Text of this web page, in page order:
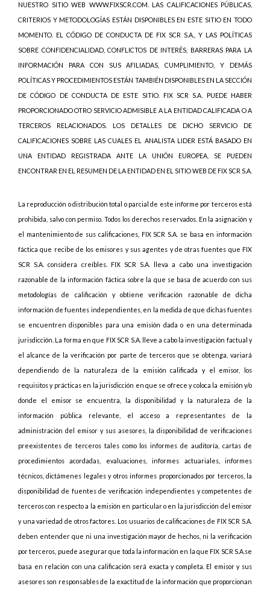
NUESTRO SITIO WEB WWW.FIXSCR.COM. LAS CALIFICACIONES PÚBLICAS,
CRITERIOS Y METODOLOGÍAS ESTÁN DISPONIBLES EN ESTE SITIO EN TODO
MOMENTO. EL CÓDIGO DE CONDUCTA DE FIX SCR S.A., Y LAS POLÍTICAS
SOBRE CONFIDENCIALIDAD, CONFLICTOS DE INTERÉS, BARRERAS PARA LA
INFORMACIÓN PARA CON SUS AFILIADAS, CUMPLIMIENTO, Y DEMÁS
POLÍTICAS Y PROCEDIMIENTOS ESTÁN TAMBIÉN DISPONIBLES EN LA SECCIÓN
DE CÓDIGO DE CONDUCTA DE ESTE SITIO. FIX SCR S.A. PUEDE HABER
PROPORCIONADO OTRO SERVICIO ADMISIBLE A LA ENTIDAD CALIFICADA O A
TERCEROS RELACIONADOS. LOS DETALLES DE DICHO SERVICIO DE
CALIFICACIONES SOBRE LAS CUALES EL ANALISTA LIDER ESTÁ BASADO EN
UNA ENTIDAD REGISTRADA ANTE LA UNIÓN EUROPEA, SE PUEDEN
ENCONTRAR EN EL RESUMEN DE LA ENTIDAD EN EL SITIO WEB DE FIX SCR S.A.
La reproducción o distribución total o parcial de este informe por terceros está
prohibida, salvo con permiso. Todos los derechos reservados. En la asignación y
el mantenimiento de sus calificaciones, FIX SCR S.A. se basa en información
fáctica que recibe de los emisores y sus agentes y de otras fuentes que FIX
SCR S.A. considera creíbles. FIX SCR S.A. lleva a cabo una investigación
razonable de la información fáctica sobre la que se basa de acuerdo con sus
metodologías de calificación y obtiene verificación razonable de dicha
información de fuentes independientes, en la medida de que dichas fuentes
se encuentren disponibles para una emisión dada o en una determinada
jurisdicción. La forma en que FIX SCR S.A. lleve a cabo la investigación factual y
el alcance de la verificación por parte de terceros que se obtenga, variará
dependiendo de la naturaleza de la emisión calificada y el emisor, los
requisitos y prácticas en la jurisdicción en que se ofrece y coloca la emisión y/o
donde el emisor se encuentra, la disponibilidad y la naturaleza de la
información pública relevante, el acceso a representantes de la
administración del emisor y sus asesores, la disponibilidad de verificaciones
preexistentes de terceros tales como los informes de auditoría, cartas de
procedimientos acordadas, evaluaciones, informes actuariales, informes
técnicos, dictámenes legales y otros informes proporcionados por terceros, la
disponibilidad de fuentes de verificación independientes y competentes de
terceros con respecto a la emisión en particular o en la jurisdicción del emisor
y una variedad de otros factores. Los usuarios de calificaciones de FIX SCR S.A.
deben entender que ni una investigación mayor de hechos, ni la verificación
por terceros, puede asegurar que toda la información en la que FIX SCR S.A.se
basa en relación con una calificación será exacta y completa. El emisor y sus
asesores son responsables de la exactitud de la información que proporcionan